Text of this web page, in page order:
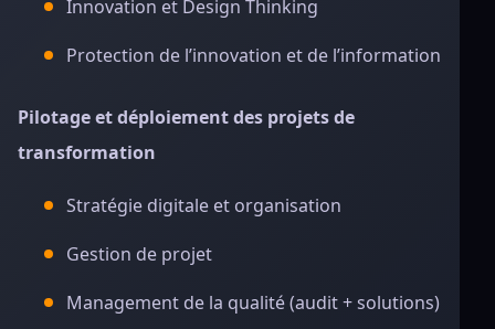
Innovation et Design Thinking
Protection de l’innovation et de l’information
Pilotage et déploiement des projets de
transformation
Stratégie digitale et organisation
Gestion de projet
Management de la qualité (audit + solutions)